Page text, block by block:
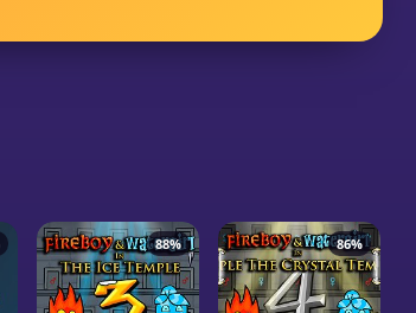
88% 86%